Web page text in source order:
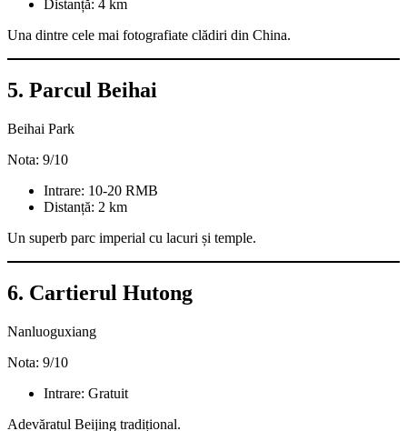
Distanță: 4 km
Una dintre cele mai fotografiate clădiri din China.
5. Parcul Beihai
Beihai Park
Nota: 9/10
Intrare: 10-20 RMB
Distanță: 2 km
Un superb parc imperial cu lacuri și temple.
6. Cartierul Hutong
Nanluoguxiang
Nota: 9/10
Intrare: Gratuit
Adevăratul Beijing tradițional.